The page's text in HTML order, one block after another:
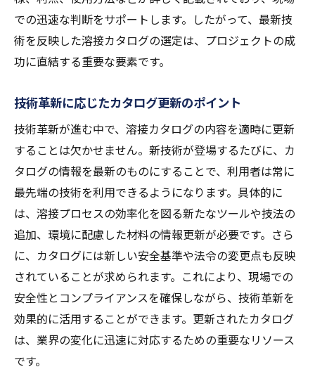
での迅速な判断をサポートします。したがって、最新技
術を反映した溶接カタログの選定は、プロジェクトの成
功に直結する重要な要素です。
技術革新に応じたカタログ更新のポイント
技術革新が進む中で、溶接カタログの内容を適時に更新
することは欠かせません。新技術が登場するたびに、カ
タログの情報を最新のものにすることで、利用者は常に
最先端の技術を利用できるようになります。具体的に
は、溶接プロセスの効率化を図る新たなツールや技法の
追加、環境に配慮した材料の情報更新が必要です。さら
に、カタログには新しい安全基準や法令の変更点も反映
されていることが求められます。これにより、現場での
安全性とコンプライアンスを確保しながら、技術革新を
効果的に活用することができます。更新されたカタログ
は、業界の変化に迅速に対応するための重要なリソース
です。